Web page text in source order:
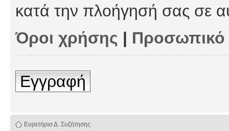
κατά την πλοήγησή σας σε
Όροι χρήσης |
Εγγραφή
Ευρετήριο Δ. Συζήτησης